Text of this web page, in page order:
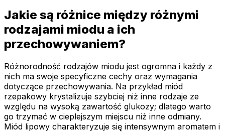
Jakie są różnice między różnymi
rodzajami miodu a ich
przechowywaniem?
Różnorodność rodzajów miodu jest ogromna i każdy z
nich ma swoje specyficzne cechy oraz wymagania
dotyczące przechowywania. Na przykład miód
rzepakowy krystalizuje szybciej niż inne rodzaje ze
względu na wysoką zawartość glukozy; dlatego warto
go trzymać w cieplejszym miejscu niż inne odmiany.
Miód lipowy charakteryzuje się intensywnym aromatem i